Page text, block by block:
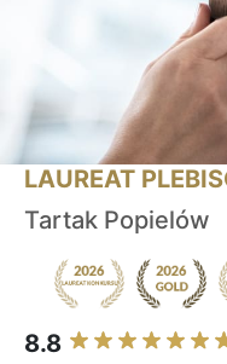
LAUREAT
Tartak Popielów
8.8